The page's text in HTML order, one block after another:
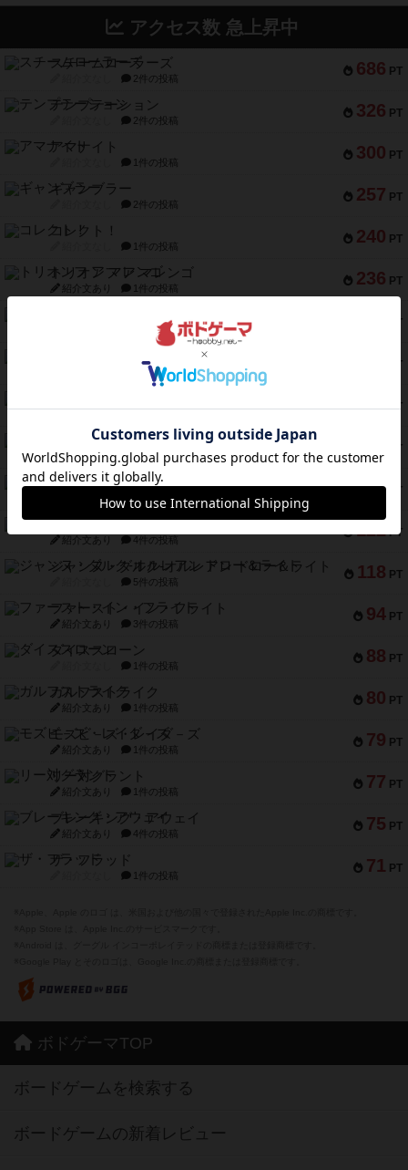
アクセス数 急上昇中
686 PT
スチームローラーズ
2件の投稿
326 PT
テンプテーション
2件の投稿
300 PT
アマナイト
1件の投稿
257 PT
ギャンブラー
2件の投稿
240 PT
コレクト！
1件の投稿
236 PT
トリオンフ ア マレンゴ
紹介文あり 1件の投稿
PT
4件の投稿
PT
1件の投稿
154 PT
PT
クルティボ
紹介文なし 1件の投稿
140 PT
ブラヴェスト
紹介文なし 1件の投稿
122 PT
ドブル：ポケットモンスター
紹介文あり 4件の投稿
118 PT
ジャンヌ・ダルク-オルレアン ドロー＆ライト
5件の投稿
94 PT
ファースト・イン・フライト
紹介文あり 3件の投稿
88 PT
ダイススローン
1件の投稿
80 PT
ガルフストライク
紹介文あり 1件の投稿
79 PT
モズビ－ズ・レイダ－ズ
紹介文あり 1件の投稿
77 PT
リー対グラント
紹介文あり 1件の投稿
75 PT
ブレーキング・アウェイ
紹介文あり 4件の投稿
71 PT
ザ・フラッド
1件の投稿
ボドゲーマTOP
ボードゲームを検索する
ボードゲームの新着レビュー